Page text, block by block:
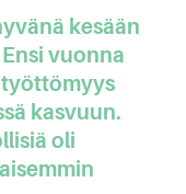
kesään
vuonna
työttömyys
kasvuun.
oli